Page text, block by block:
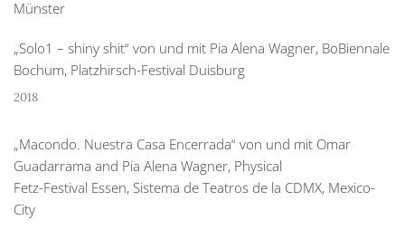
Münster
„Solo1 – shiny shit“ von und mit Pia Alena Wagner, BoBiennale
Bochum, Platzhirsch-Festival Duisburg
2018
„Macondo. Nuestra Casa Encerrada“ von und mit Omar
Guadarrama and Pia Alena Wagner, Physical
Fetz-Festival Essen, Sistema de Teatros de la CDMX, Mexico-
City